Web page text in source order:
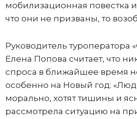
мобилизационная повестка
что они не призваны, то
Руководитель туроператора
Елена Попова считает, что
спроса в ближайшее время
особенно на Новый год:
морально, хотят тишины и
рассмотрела ситуацию на